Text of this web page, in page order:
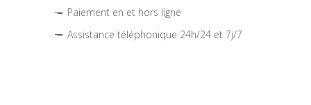
Paiement en et hors ligne
Assistance téléphonique 24h/24 et 7j/7